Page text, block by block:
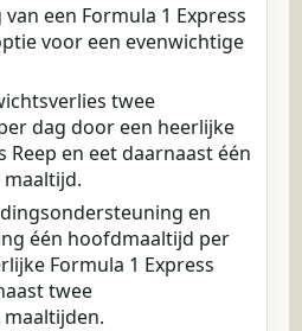
een Formula 1 Express
voor een evenwichtige
twee
dag door een heerlijke
Reep en eet daarnaast één
en
één hoofdmaaltijd per
Formula 1 Express
twee